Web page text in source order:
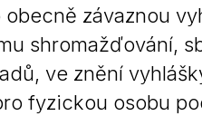
závaznou
shromažďování,
ve znění
fyzickou osobu